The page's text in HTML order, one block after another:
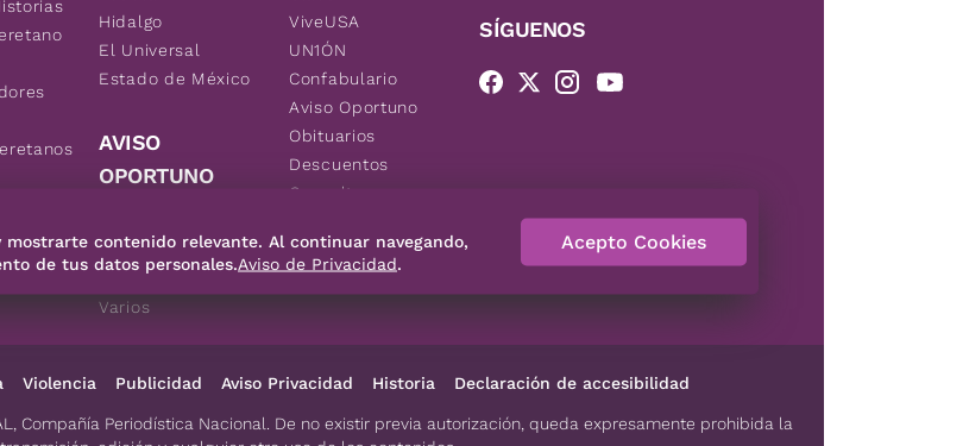
Hidalgo
El Universal
Estado de México
AVISO
OPORTUNO
Empleos
Vehículos
Varios
ViveUSA
UN1ÓN
Confabulario
Aviso Oportuno
Obituarios
Descuentos
Consultas
SÍGUENOS
Violencia Publicidad Aviso Privacidad Historia Declaración de accesibilidad
Compañía Periodística Nacional. De no existir previa autorización, queda expresamente prohibida la
contenido relevante. Al continuar navegando,
de tus datos personales.Aviso de Privacidad.
Acepto Cookies